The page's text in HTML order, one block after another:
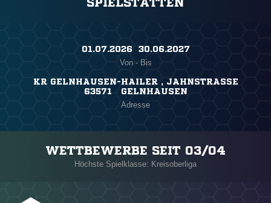
SPIELSTÄTTEN
01.07.2026 ​ 30.06.2027
Von - Bis
KR GELNHAUSEN-HAILER , JAHNSTRASSE
63571 GELNHAUSEN
Adresse
WETTBEWERBE SEIT 03/04
Höchste Spielklasse: Kreisoberliga